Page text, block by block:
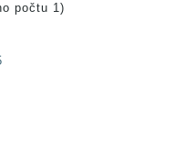
počtu 1)